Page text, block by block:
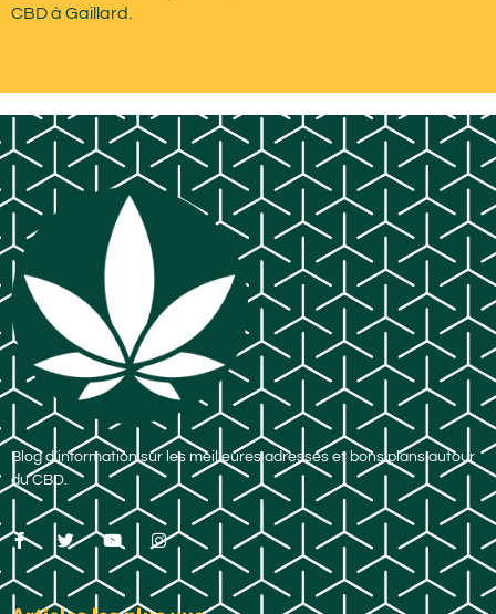
CBD à Gaillard.
Blog d’information sur les meilleures adresses et bons plans autour
du CBD.